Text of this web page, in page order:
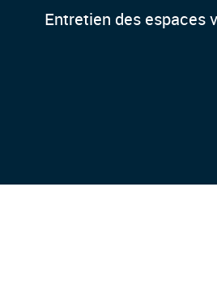
Entretien des espaces